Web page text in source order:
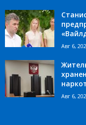
Авг 6,
Авг 6,